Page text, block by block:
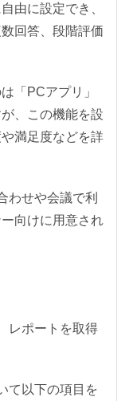
由に設定でき、
回答、段階評価
「PCアプリ」
、この機能を設
満足度などを詳
わせや会議で利
向けに用意され
レポートを取得
て以下の項目を